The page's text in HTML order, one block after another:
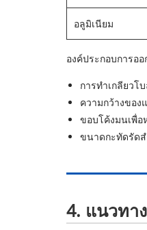
อลูมิเนียม
องค์ประกอบการอ
การทำเกลียวโ
ความกว้างของ
ขอบโค้งมนเพื่อ
ขนาดกะทัดรัด
4. แนวทา